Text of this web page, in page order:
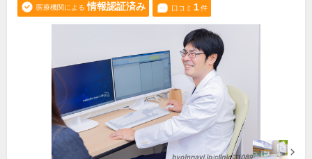
医療機関による 情報認証済み 口コミ 1件